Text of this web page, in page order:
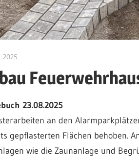
2025
23.08.2025
an den
gepflasterten Flächen behoben.
wie die Zaunanlage und